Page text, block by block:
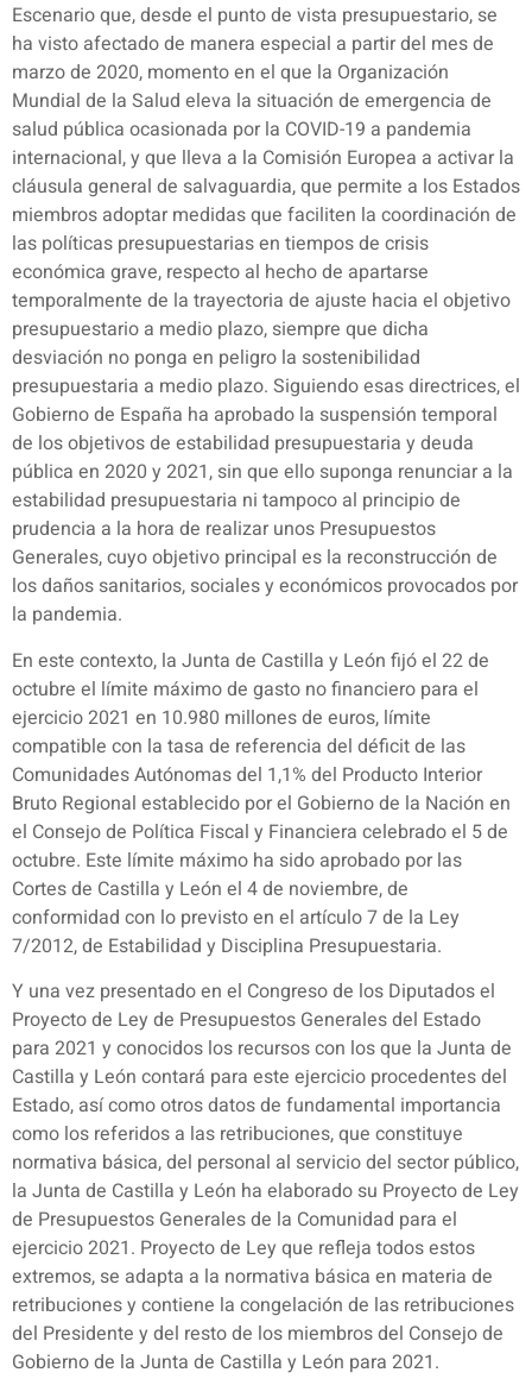
Escenario que, desde el punto de vista presupuestario, se
ha visto afectado de manera especial a partir del mes de
marzo de 2020, momento en el que la Organización
Mundial de la Salud eleva la situación de emergencia de
salud pública ocasionada por la COVID-19 a pandemia
internacional, y que lleva a la Comisión Europea a activar la
cláusula general de salvaguardia, que permite a los Estados
miembros adoptar medidas que faciliten la coordinación de
las políticas presupuestarias en tiempos de crisis
económica grave, respecto al hecho de apartarse
temporalmente de la trayectoria de ajuste hacia el objetivo
presupuestario a medio plazo, siempre que dicha
desviación no ponga en peligro la sostenibilidad
presupuestaria a medio plazo. Siguiendo esas directrices, el
Gobierno de España ha aprobado la suspensión temporal
de los objetivos de estabilidad presupuestaria y deuda
pública en 2020 y 2021, sin que ello suponga renunciar a la
estabilidad presupuestaria ni tampoco al principio de
prudencia a la hora de realizar unos Presupuestos
Generales, cuyo objetivo principal es la reconstrucción de
los daños sanitarios, sociales y económicos provocados por
la pandemia.
En este contexto, la Junta de Castilla y León fijó el 22 de
octubre el límite máximo de gasto no financiero para el
ejercicio 2021 en 10.980 millones de euros, límite
compatible con la tasa de referencia del déficit de las
Comunidades Autónomas del 1,1% del Producto Interior
Bruto Regional establecido por el Gobierno de la Nación en
el Consejo de Política Fiscal y Financiera celebrado el 5 de
octubre. Este límite máximo ha sido aprobado por las
Cortes de Castilla y León el 4 de noviembre, de
conformidad con lo previsto en el artículo 7 de la Ley
7/2012, de Estabilidad y Disciplina Presupuestaria.
Y una vez presentado en el Congreso de los Diputados el
Proyecto de Ley de Presupuestos Generales del Estado
para 2021 y conocidos los recursos con los que la Junta de
Castilla y León contará para este ejercicio procedentes del
Estado, así como otros datos de fundamental importancia
como los referidos a las retribuciones, que constituye
normativa básica, del personal al servicio del sector público,
la Junta de Castilla y León ha elaborado su Proyecto de Ley
de Presupuestos Generales de la Comunidad para el
ejercicio 2021. Proyecto de Ley que refleja todos estos
extremos, se adapta a la normativa básica en materia de
retribuciones y contiene la congelación de las retribuciones
del Presidente y del resto de los miembros del Consejo de
Gobierno de la Junta de Castilla y León para 2021.